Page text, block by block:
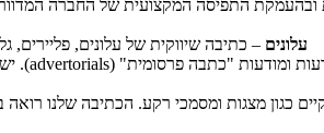
התפיסה המקצועית של החברה
עלונים – כתיבה שיווקית של עלונים, פליירים,
ומודעות "כתבה פרסומית" (advertorials
).
כגון מצגות ומסמכי רקע. הכתיבה שלנו